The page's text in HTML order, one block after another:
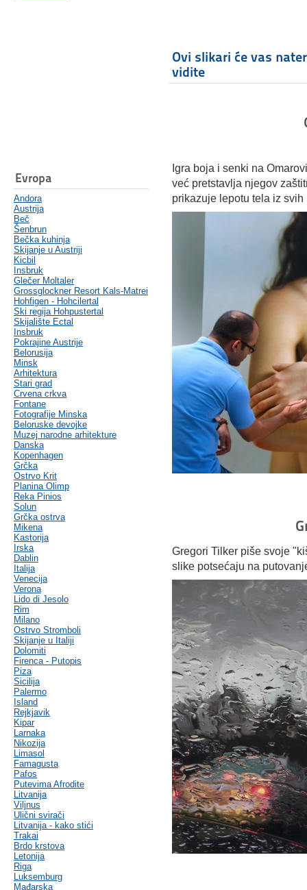
Evropa
Andora
Austrija
Beč
Šenbrun
Bečka kuhinja
Skijanje u Austriji
Kicbil
Insbruk
Glečer Moltaler
Grossglockner Resort Kals-Matrei
Hohfigen - Hohcilertal
Ski regija Hohpustertal
Skijalište Ectal
Insbruk
Pokrajine Austrije
Belorusija
Minsk
Arhitektura
Stari grad
Crvena crkva
Fontane
Fotografije Minska
Beloruske devojke
Muzej narodne arhitekture
Danska
Kopenhagen
Grčka
Ostrvo Krit
Planina Olimp
Reka Pinios
Solun
Grčka ostrva
Mikena
Kastorija
Irska
Dablin
Italija
Venecija
Verona
Lido di Jesolo
Rim
Milano
Ostrvo Stromboli
Skijanje u Italiji
Dolomiti
Firenca - Putopis
Piza
Sicilija
Palermo
Island
Rejkjavik
Kipar
Larnaka
Nikozija
Limasol
Famagusta
Pafos
Putevima Afrodite
Litvanija
Viljnus
Ulični svirači
Litvanija - kako stići
Trakai
Brdo krstova
Letonija
Riga
Luksemburg
Mađarska
Ovi slikari će vas
vidite
Igra boja i senki na
već pretstavlja njegov
prikazuje lepotu tela iz svih
Gregori Tilker piše svoje
slike potsećaju na